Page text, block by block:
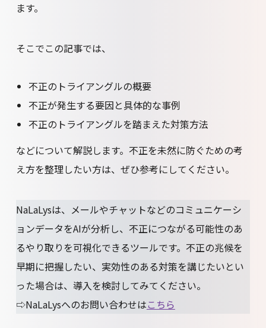
ます。
そこでこの記事では、
不正のトライアングルの概要
不正が発生する要因と具体的な事例
不正のトライアングルを踏まえた対策方法
などについて解説します。不正を未然に防ぐための考
え方を整理したい方は、ぜひ参考にしてください。
NaLaLysは、メールやチャットなどのコミュニケーシ
ョンデータをAIが分析し、不正につながる可能性のあ
るやり取りを可視化できるツールです。不正の兆候を
早期に把握したい、実効性のある対策を講じたいとい
った場合は、導入を検討してみてください。
⇨NaLaLysへのお問い合わせはこちら